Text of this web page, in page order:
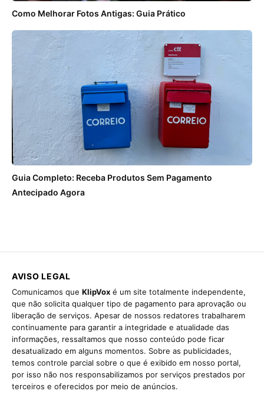
Como Melhorar Fotos Antigas: Guia Prático
Guia Completo: Receba Produtos Sem Pagamento
Antecipado Agora
AVISO LEGAL
Comunicamos que KlipVox é um site totalmente independente,
que não solicita qualquer tipo de pagamento para aprovação ou
liberação de serviços. Apesar de nossos redatores trabalharem
continuamente para garantir a integridade e atualidade das
informações, ressaltamos que nosso conteúdo pode ficar
desatualizado em alguns momentos. Sobre as publicidades,
temos controle parcial sobre o que é exibido em nosso portal,
por isso não nos responsabilizamos por serviços prestados por
terceiros e oferecidos por meio de anúncios.